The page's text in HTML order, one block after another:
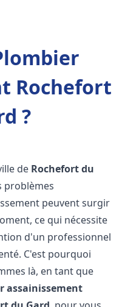
Rochefort
?
de Rochefort du
problèmes
peuvent surgir
ce qui nécessite
d'un professionnel
C'est pourquoi
là, en tant que
assainissement